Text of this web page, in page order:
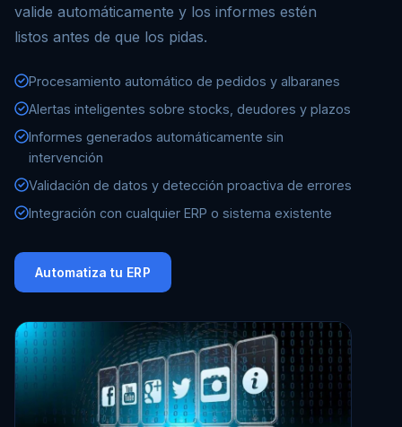
valide automáticamente y los informes estén
listos antes de que los pidas.
Procesamiento automático de pedidos y albaranes
Alertas inteligentes sobre stocks, deudores y plazos
Informes generados automáticamente sin
intervención
Validación de datos y detección proactiva de errores
Integración con cualquier ERP o sistema existente
Automatiza tu ERP